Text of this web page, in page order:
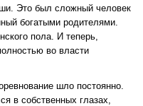
Это был сложный человек
богатыми родителями.
пола. И теперь,
во власти
шло постоянно.
в собственных глазах,